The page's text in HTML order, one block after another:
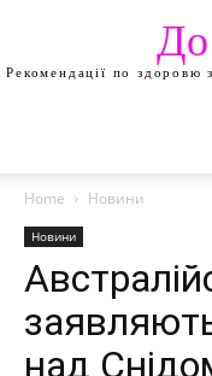
До
Рекомендації по
Home Новини
Новини
над